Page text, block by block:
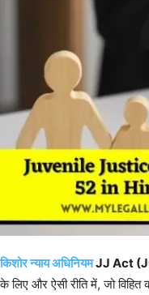
किशोर न्याय अधिनियमJJ Act
के लिए और ऐसी रीति में, जो